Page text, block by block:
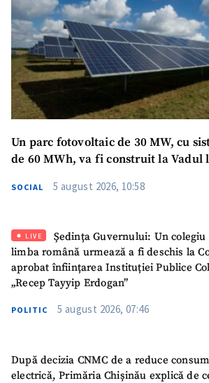
Un parc fotovoltaic de 30 MW, cu
de 60 MWh, va fi construit la Vadul
SOCIAL 5 august 2026, 10:58
LIVE
Ședința Guvernului: Un
limba română urmează a fi deschis la
aprobat înființarea Instituției Publice
„Recep Tayyip Erdogan”
POLITIC 5 august 2026, 07:46
După decizia CNMC de a reduce
electrică, Primăria Chișinău explică de